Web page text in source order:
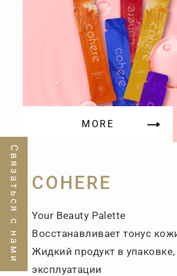
Связаться с нами
MORE
COHERE
Your Beauty Palette
Восстанавливает тонус
Жидкий продукт в
эксплуатации